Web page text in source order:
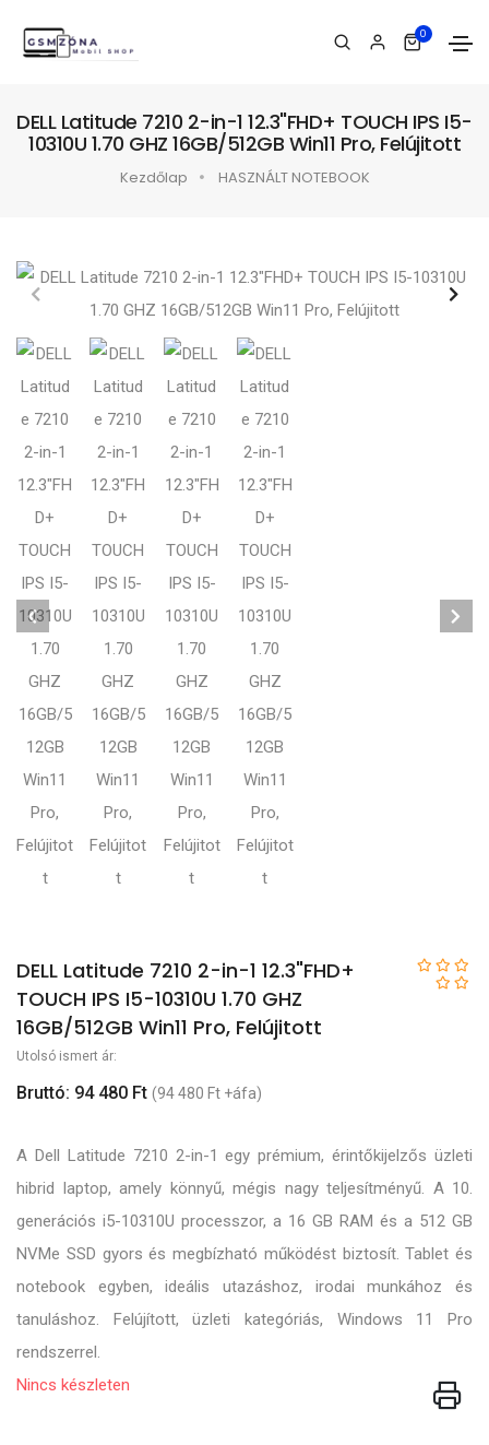
0
DELL Latitude 7210 2-in-1 12.3"FHD+ TOUCH IPS I5-
10310U 1.70 GHZ 16GB/512GB Win11 Pro, Felújitott
Kezdőlap HASZNÁLT NOTEBOOK
DELL Latitude 7210 2-in-1 12.3"FHD+
TOUCH IPS I5-10310U 1.70 GHZ
16GB/512GB Win11 Pro, Felújitott
Utolsó ismert ár:
Bruttó: 94 480 Ft (94 480 Ft +áfa)
A Dell Latitude 7210 2-in-1 egy prémium, érintőkijelzős üzleti
hibrid laptop, amely könnyű, mégis nagy teljesítményű. A 10.
generációs i5-10310U processzor, a 16 GB RAM és a 512 GB
NVMe SSD gyors és megbízható működést biztosít. Tablet és
notebook egyben, ideális utazáshoz, irodai munkához és
tanuláshoz. Felújított, üzleti kategóriás, Windows 11 Pro
rendszerrel.
Nincs készleten